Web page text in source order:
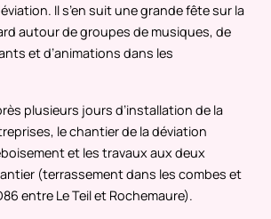
Il s’en suit une grande fête sur la
autour de groupes de musiques, de
et d’animations dans les
plusieurs jours d’installation de la
le chantier de la déviation
et les travaux aux deux
(terrassement dans les combes et
entre Le Teil et Rochemaure).